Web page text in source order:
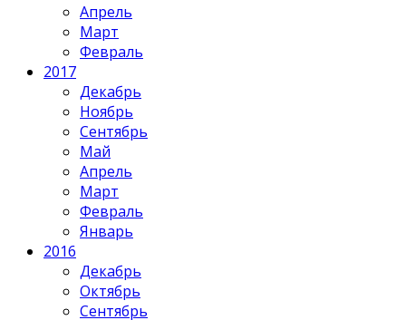
Апрель
Март
Февраль
2017
Декабрь
Ноябрь
Сентябрь
Май
Апрель
Март
Февраль
Январь
2016
Декабрь
Октябрь
Сентябрь